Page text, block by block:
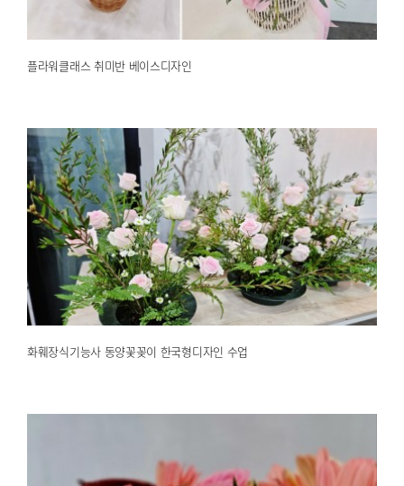
플라워클래스 취미반 베이스디자인
화훼장식기능사 동양꽃꽂이 한국형디자인 수업
2025.04.30해운대한국문화센터
화훼장식기능사 동양꽃꽂이 한국형디자인 수업